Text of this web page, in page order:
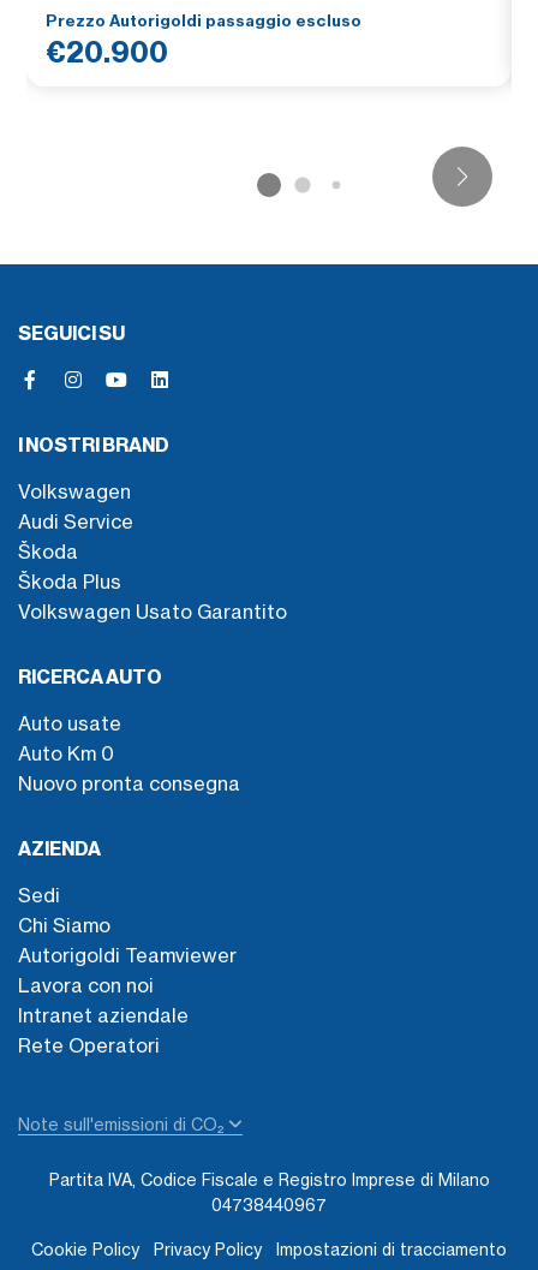
Prezzo Autorigoldi passaggio escluso
€20.900
SEGUICI SU
I NOSTRI BRAND
Volkswagen
Audi Service
Škoda
Škoda Plus
Volkswagen Usato Garantito
RICERCA AUTO
Auto usate
Auto Km 0
Nuovo pronta consegna
AZIENDA
Sedi
Chi Siamo
Autorigoldi Teamviewer
Lavora con noi
Intranet aziendale
Rete Operatori
Note sull'emissioni di CO₂
Partita IVA, Codice Fiscale e Registro Imprese di Milano
04738440967
Cookie Policy Privacy Policy Impostazioni di tracciamento